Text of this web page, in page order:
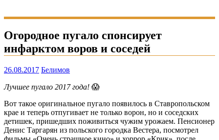
Огородное пугало спонсирует
инфарктом воров и соседей
26.08.2017 Белимов
Лучшее пугало 2017 года! 😱
Вот такое оригинальное пугало появилось в Ставропольском
крае и теперь отпугивает не только ворон, но и соседских
детишек, пришедших поживиться чужим урожаем. Пенсионер
Денис Таргарян из польского городка Вестера, посмотрел